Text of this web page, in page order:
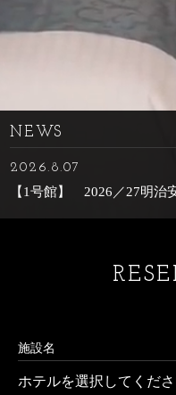
NEWS
2026.8.07
【1号館】 2026／27明治
施設名